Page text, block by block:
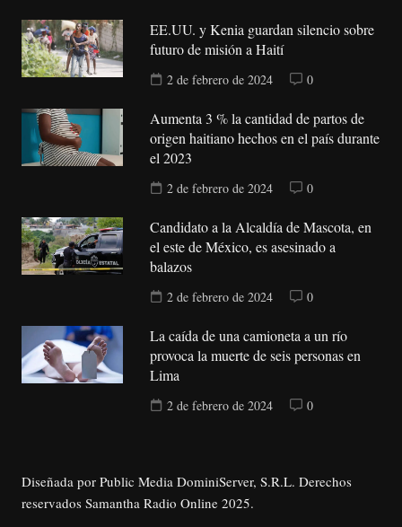
EE.UU. y Kenia guardan silencio sobre
futuro de misión a Haití
2 de febrero de 2024 0
Aumenta 3 % la cantidad de partos de
origen haitiano hechos en el país durante
el 2023
2 de febrero de 2024 0
Candidato a la Alcaldía de Mascota, en
el este de México, es asesinado a
balazos
2 de febrero de 2024 0
La caída de una camioneta a un río
provoca la muerte de seis personas en
Lima
2 de febrero de 2024 0
Diseñada por Public Media DominiServer, S.R.L. Derechos
reservados Samantha Radio Online 2025.